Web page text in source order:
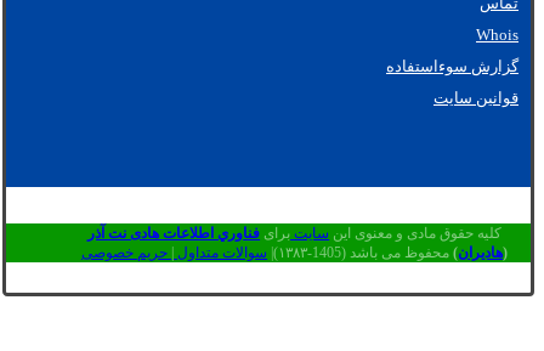
Whois
گزارش سوءاستفاده
قوانین سایت
کلیه حقوق مادی و معنوی این سایت برای فناوري اطلاعات هادی نت آذر
(هادیران) محفوظ می باشد (1405-۱۳۸۳)| سوالات متداول حریم خصوصی